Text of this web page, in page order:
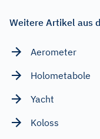
Weitere Artikel aus
Aerometer
Holometabole
Yacht
Koloss